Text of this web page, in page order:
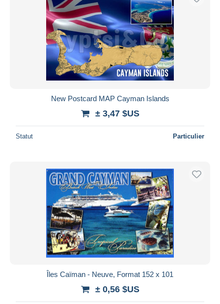
New Postcard MAP Cayman Islands
± 3,47 $US
Statut Particulier
Îles Caïman - Neuve, Format 152 x 101
± 0,56 $US